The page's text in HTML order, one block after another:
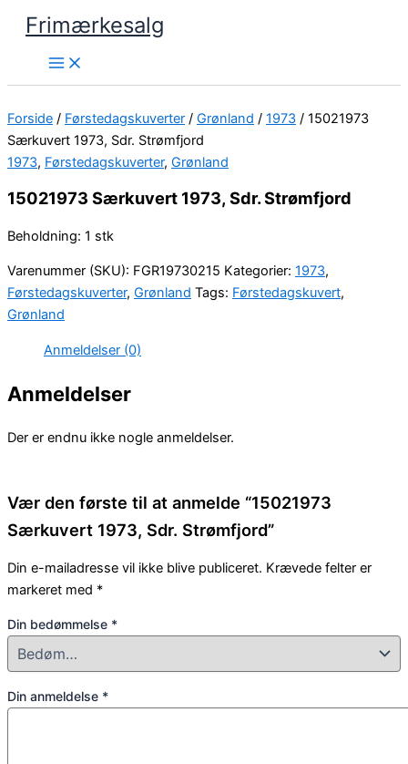
indholdet
Frimærkesalg
Forside / Førstedagskuverter / Grønland / 1973 / 15021973
Særkuvert 1973, Sdr. Strømfjord
1973, Førstedagskuverter, Grønland
15021973 Særkuvert 1973, Sdr. Strømfjord
Beholdning: 1 stk
Varenummer (SKU): FGR19730215 Kategorier: 1973,
Førstedagskuverter, Grønland Tags: Førstedagskuvert,
Grønland
Anmeldelser (0)
Anmeldelser
Der er endnu ikke nogle anmeldelser.
Vær den første til at anmelde “15021973
Særkuvert 1973, Sdr. Strømfjord”
Din e-mailadresse vil ikke blive publiceret. Krævede felter er
markeret med *
Din bedømmelse *
Din anmeldelse *